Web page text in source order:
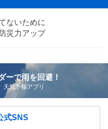
ないために
災力アップ
ーで雨を回避！
気予報アプリ
式SNS